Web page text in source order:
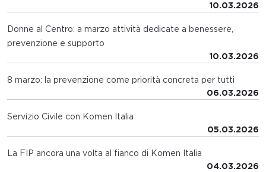
10.03.2026
Donne al Centro: a marzo attività dedicate a benessere,
prevenzione e supporto
10.03.2026
8 marzo: la prevenzione come priorità concreta per tutti
06.03.2026
Servizio Civile con Komen Italia
05.03.2026
La FIP ancora una volta al fianco di Komen Italia
04.03.2026